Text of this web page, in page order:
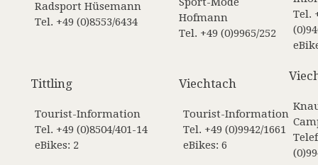
Radsport Hüsemann
Tel. +49 (0)8553/6434
Hofmann
Tel. +49 (0)9965/252
Tel.
Tittling
Tourist-Information
Tel. +49 (0)8504/401-14
eBikes: 2
Viechtach
Tourist-Information
Tel. +49 (0)9942/1661
eBikes: 6